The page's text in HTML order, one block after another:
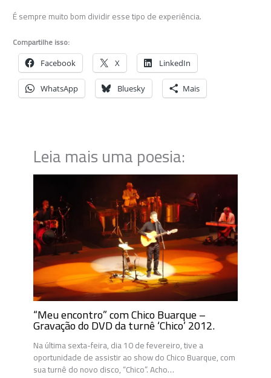
É sempre muito bom dividir esse tipo de experiência.
Compartilhe isso:
Facebook X LinkedIn
WhatsApp Bluesky Mais
Leia mais uma poesia:
“Meu encontro” com Chico Buarque –
Gravação do DVD da turnê ‘Chico’ 2012.
Na última sexta-feira, dia 10 de fevereiro, tive a
oportunidade de assistir ao show do Chico Buarque, com
sua turnê do novo disco, “Chico”. Acho…